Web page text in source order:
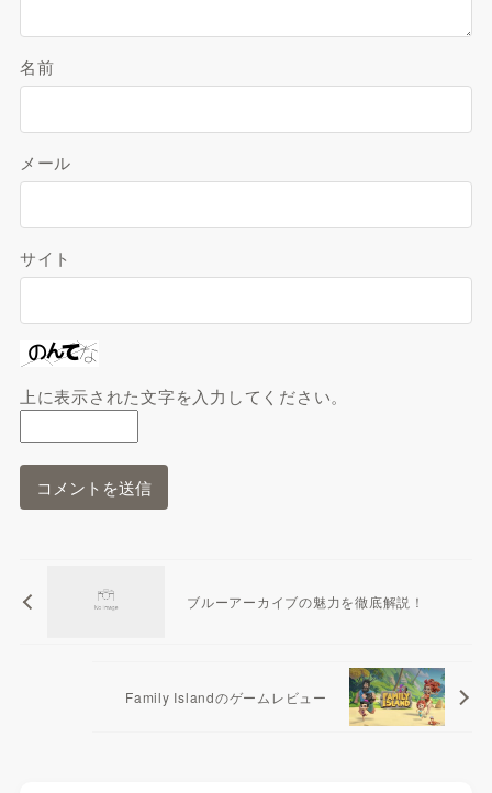
名前
メール
サイト
上に表示された文字を入力してください。
ブルーアーカイブの魅力を徹底解説！
Family Islandのゲームレビュー